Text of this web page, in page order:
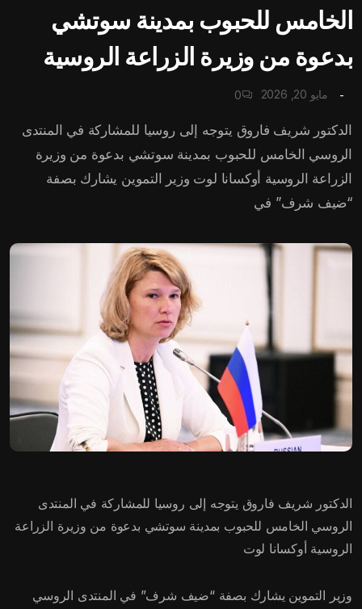
الخامس للحبوب بمدينة سوتشي
بدعوة من وزيرة الزراعة الروسية
مايو 20, 2026 0
الدكتور شريف فاروق يتوجه إلى روسيا للمشاركة في المنتدى
الروسي الخامس للحبوب بمدينة سوتشي بدعوة من وزيرة
الزراعة الروسية أوكسانا لوت وزير التموين يشارك بصفة
“ضيف شرف” في
الدكتور شريف فاروق يتوجه إلى روسيا للمشاركة في المنتدى
الروسي الخامس للحبوب بمدينة سوتشي بدعوة من وزيرة الزراعة
الروسية أوكسانا لوت
وزير التموين يشارك بصفة “ضيف شرف” في المنتدى الروسي